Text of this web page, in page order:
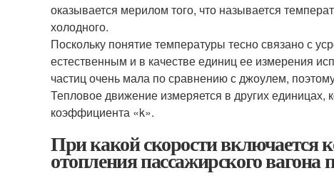
оказывается мерилом того, что называется
холодного.
Поскольку понятие температуры тесно связано с
естественным и в качестве единиц ее измерения
частиц очень мала по сравнению с джоулем,
Тепловое движение измеряется в других
коэффициента «k».
При какой скорости включается
отопления пассажирского вагона